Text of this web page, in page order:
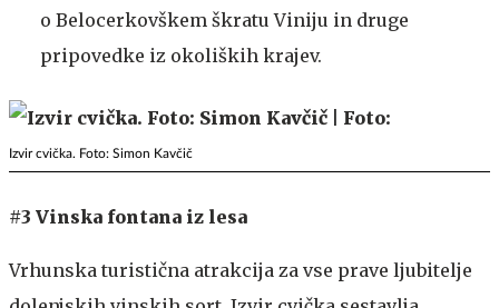
o Belocerkovškem škratu Viniju in druge
pripovedke iz okoliških krajev.
Izvir cvička. Foto: Simon Kavčič
#3 Vinska fontana iz lesa
Vrhunska turistična atrakcija za vse prave ljubitelje